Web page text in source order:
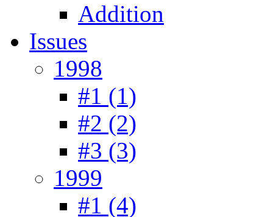
Addition
Issues
1998
#1 (1)
#2 (2)
#3 (3)
1999
#1 (4)